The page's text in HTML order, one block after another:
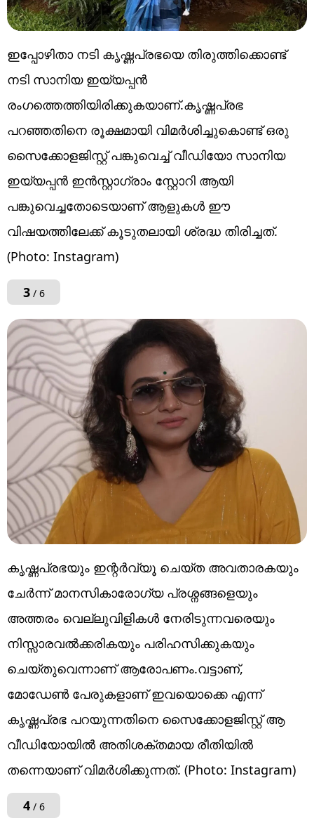
ഇപ്പോഴിതാ നടി കൃഷ്ണപ്രഭയെ തിരുത്തിക്കൊണ്ട്
നടി സാനിയ ഇയ്യപ്പൻ
രംഗത്തെത്തിയിരിക്കുകയാണ്.കൃഷ്ണപ്രഭ
പറഞ്ഞതിനെ രൂക്ഷമായി വിമർശിച്ചുകൊണ്ട് ഒരു
സൈക്കോളജിസ്റ്റ് പങ്കുവെച്ച് വീഡിയോ സാനിയ
ഇയ്യപ്പൻ ഇൻസ്റ്റാഗ്രാം സ്റ്റോറി ആയി
പങ്കുവെച്ചതോടെയാണ് ആളുകൾ ഈ
വിഷയത്തിലേക്ക് കൂടുതലായി ശ്രദ്ധ തിരിച്ചത്.
(Photo: Instagram)
3/ 6
കൃഷ്ണപ്രഭയും ഇന്റർവ്യൂ ചെയ്ത അവതാരകയും
ചേർന്ന് മാനസികാരോഗ്യ പ്രശ്നങ്ങളെയും
അത്തരം വെല്ലുവിളികൾ നേരിടുന്നവരെയും
നിസ്സാരവൽക്കരികയും പരിഹസിക്കുകയും
ചെയ്തുവെന്നാണ് ആരോപണം.വട്ടാണ്,
മോഡേൺ പേരുകളാണ് ഇവയൊക്കെ എന്ന്
കൃഷ്ണപ്രഭ പറയുന്നതിനെ സൈക്കോളജിസ്റ്റ് ആ
വീഡിയോയിൽ അതിശക്തമായ രീതിയിൽ
തന്നെയാണ് വിമർശിക്കുന്നത്. (Photo: Instagram)
4/ 6